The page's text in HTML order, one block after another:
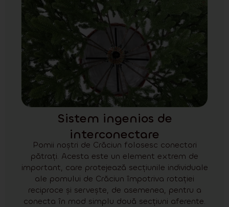
Sistem ingenios de
interconectare
Pomii noștri de Crăciun folosesc conectori
pătrați. Acesta este un element extrem de
important, care protejează secțiunile individuale
ale pomului de Crăciun împotriva rotației
reciproce și servește, de asemenea, pentru a
conecta în mod simplu două secțiuni aferente.